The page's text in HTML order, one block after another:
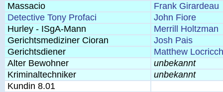
Massacio
Frank Girardeau
Detective Tony Profaci
John Fiore
Hurley - ISgA-Mann
Merrill Holtzman
Gerichtsmediziner Cioran
Josh Pais
Gerichtsdiener
Matthew
Alter Bewohner
unbekannt
Kriminaltechniker
unbekannt
Kundin 8.01